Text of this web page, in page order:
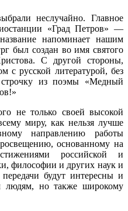
неслучайно. Главное
«Град Петров» —
напоминает нашим
был создан во имя святого
С другой стороны,
с русской литературой, без
из поэмы «Медный
не только своей высокой
миру, как нельзя лучше
направлению работы
основанному на
российской и
философии и других наук и
будут интересны и
людям, но также широкому